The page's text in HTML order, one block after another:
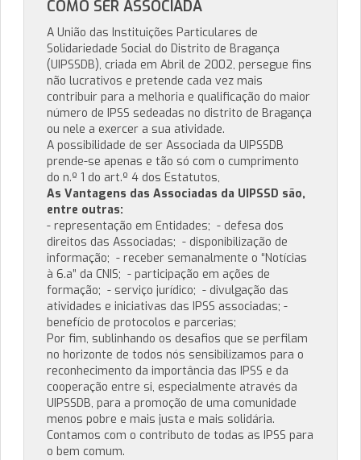
COMO SER ASSOCIADA
A União das Instituições Particulares de
Solidariedade Social do Distrito de Bragança
(UIPSSDB), criada em Abril de 2002, persegue fins
não lucrativos e pretende cada vez mais
contribuir para a melhoria e qualificação do maior
número de IPSS sedeadas no distrito de Bragança
ou nele a exercer a sua atividade.
A possibilidade de ser Associada da UIPSSDB
prende-se apenas e tão só com o cumprimento
do n.º 1 do art.º 4 dos Estatutos,
As Vantagens das Associadas da UIPSSD são,
entre outras:
- representação em Entidades; - defesa dos
direitos das Associadas; - disponibilização de
informação; - receber semanalmente o “Notícias
à 6.a” da CNIS; - participação em ações de
formação; - serviço jurídico; - divulgação das
atividades e iniciativas das IPSS associadas; -
benefício de protocolos e parcerias;
Por fim, sublinhando os desafios que se perfilam
no horizonte de todos nós sensibilizamos para o
reconhecimento da importância das IPSS e da
cooperação entre si, especialmente através da
UIPSSDB, para a promoção de uma comunidade
menos pobre e mais justa e mais solidária.
Contamos com o contributo de todas as IPSS para
o bem comum.